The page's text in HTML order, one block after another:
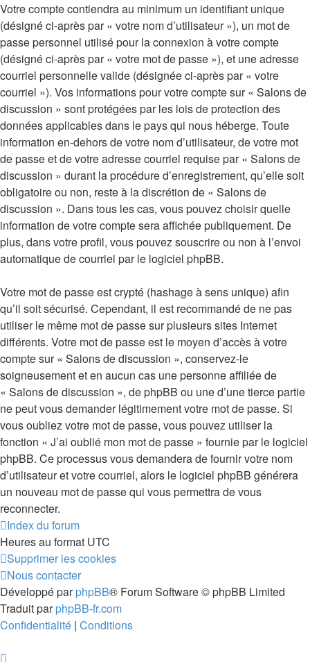
Votre compte contiendra au minimum un identifiant unique
(désigné ci-après par « votre nom d’utilisateur »), un mot de
passe personnel utilisé pour la connexion à votre compte
(désigné ci-après par « votre mot de passe »), et une adresse
courriel personnelle valide (désignée ci-après par « votre
courriel »). Vos informations pour votre compte sur « Salons de
discussion » sont protégées par les lois de protection des
données applicables dans le pays qui nous héberge. Toute
information en-dehors de votre nom d’utilisateur, de votre mot
de passe et de votre adresse courriel requise par « Salons de
discussion » durant la procédure d’enregistrement, qu’elle soit
obligatoire ou non, reste à la discrétion de « Salons de
discussion ». Dans tous les cas, vous pouvez choisir quelle
information de votre compte sera affichée publiquement. De
plus, dans votre profil, vous pouvez souscrire ou non à l’envoi
automatique de courriel par le logiciel phpBB.
Votre mot de passe est crypté (hashage à sens unique) afin
qu’il soit sécurisé. Cependant, il est recommandé de ne pas
utiliser le même mot de passe sur plusieurs sites Internet
différents. Votre mot de passe est le moyen d’accès à votre
compte sur « Salons de discussion », conservez-le
soigneusement et en aucun cas une personne affiliée de
« Salons de discussion », de phpBB ou une d’une tierce partie
ne peut vous demander légitimement votre mot de passe. Si
vous oubliez votre mot de passe, vous pouvez utiliser la
fonction « J’ai oublié mon mot de passe » fournie par le logiciel
phpBB. Ce processus vous demandera de fournir votre nom
d’utilisateur et votre courriel, alors le logiciel phpBB générera
un nouveau mot de passe qui vous permettra de vous
reconnecter.
Index du forum
Heures au format UTC
Supprimer les cookies
Nous contacter
Développé parphpBB® Forum Software © phpBB Limited
Traduit parphpBB-fr.com
Confidentialité | Conditions